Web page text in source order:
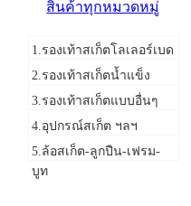
สินค้าทุกหมวดหมู่
1.รองเท้าสเก็ตโลเลอร์เบด
2.รองเท้าสเก็ตน้ำแข็ง
3.รองเท้าสเก็ตแบบอื่นๆ
4.อุปกรณ์สเก็ต ฯลฯ
5.ล้อสเก็ต-ลูกปืน-เฟรม-
บูท